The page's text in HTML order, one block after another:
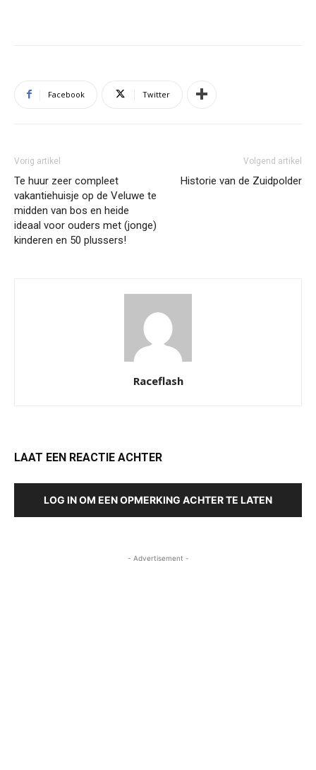
Facebook Twitter
Vorig artikel
Te huur zeer compleet
vakantiehuisje op de Veluwe te
midden van bos en heide
ideaal voor ouders met (jonge)
kinderen en 50 plussers!
Volgend artikel
Historie van de Zuidpolder
Raceflash
LAAT EEN REACTIE ACHTER
LOG IN OM EEN OPMERKING ACHTER TE LATEN
- Advertisement -